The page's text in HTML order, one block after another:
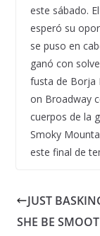
este sábado.
esperó su
se puso en
ganó con
fusta de Borja
on Broadway
cuerpos de la
Smoky
este final de
JUST
SHE BE